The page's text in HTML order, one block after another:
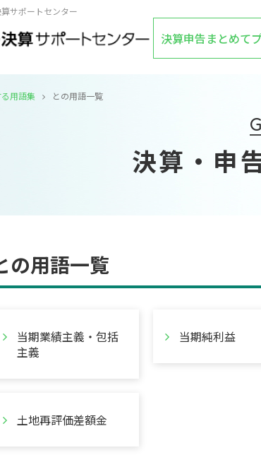
決算申告まとめて
用語集 との用語一覧
サポートセンター
決算・申
の用語一覧
当期業績主義・包括
主義
当期純利益
土地再評価差額金